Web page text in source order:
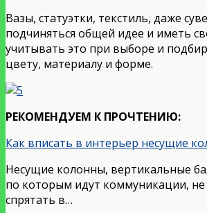
Вазы, статуэтки, текстиль, даже
подчиняться общей идее и иметь
учитывать это при выборе и
цвету, материалу и форме.
РЕКОМЕНДУЕМ К ПРОЧТЕНИЮ:
Как вписать в интерьер несущие
Несущие колонны, вертикальные
по которым идут коммуникации, не
спрятать в…